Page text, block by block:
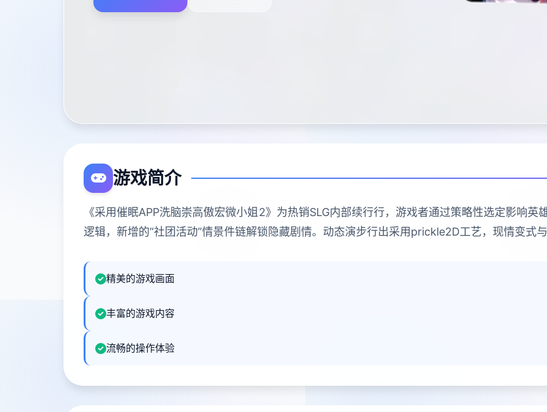
游戏简介
《采用催眠APP洗脑崇高傲宏微小姐2》为热销SLG内部续行行，游戏者通过策略性选定影响
逻辑，新增的“社团活动”情景件链解锁隐藏剧情。动态演步行出采用prickle2D工艺，现情变式
精美的游戏画面
丰富的游戏内容
流畅的操作体验